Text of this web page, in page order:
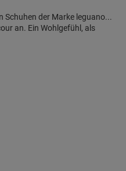
Schuhen der Marke leguano...
an. Ein Wohlgefühl, als